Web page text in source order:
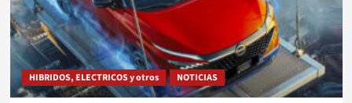
HIBRIDOS, ELECTRICOS y otros NOTICIAS